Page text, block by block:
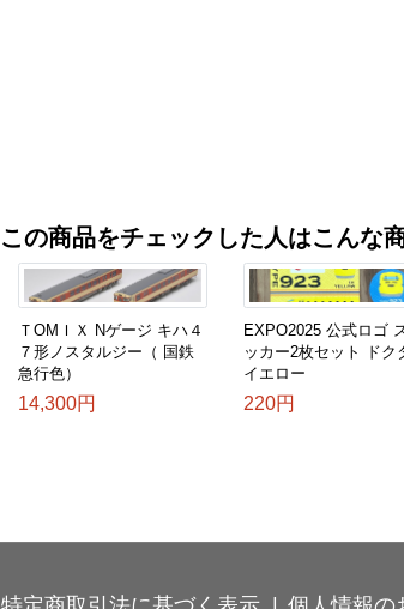
この商品をチェックした人はこんな
ＴОМＩＸ Nゲージ キハ４
７形ノスタルジー（ 国鉄
急行色）
14,300円
EXPO2025 公式ロゴ
ッカー2枚セット ドク
イエロー
220円